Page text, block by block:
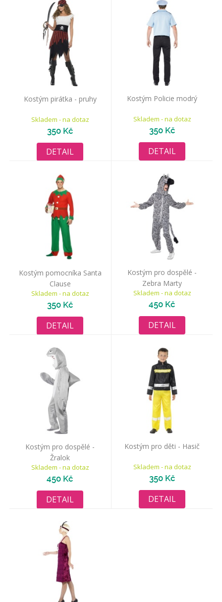
Kostým pirátka - pruhy
Skladem - na dotaz
350 Kč
DETAIL
Kostým Policie modrý
Skladem - na dotaz
350 Kč
DETAIL
Kostým pomocníka Santa
Clause
Skladem - na dotaz
350 Kč
DETAIL
Kostým pro dospělé -
Zebra Marty
Skladem - na dotaz
450 Kč
DETAIL
Kostým pro dospělé -
Žralok
Skladem - na dotaz
450 Kč
DETAIL
Kostým pro děti - Hasič
Skladem - na dotaz
350 Kč
DETAIL